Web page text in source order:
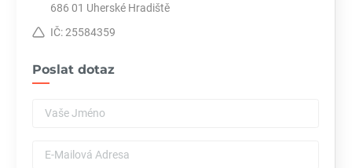
686 01 Uherské Hradiště
IČ: 25584359
Poslat dotaz